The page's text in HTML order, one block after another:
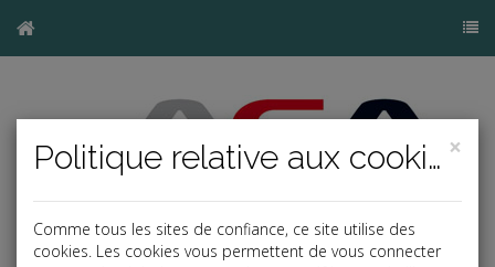
×
Politique relative aux cookies
Comme tous les sites de confiance, ce site utilise des
cookies. Les cookies vous permettent de vous connecter